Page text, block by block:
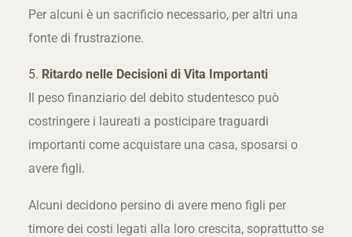
Per alcuni è un sacrificio necessario, per altri una
fonte di frustrazione.
5. Ritardo nelle Decisioni di Vita Importanti
Il peso finanziario del debito studentesco può
costringere i laureati a posticipare traguardi
importanti come acquistare una casa, sposarsi o
avere figli.
Alcuni decidono persino di avere meno figli per
timore dei costi legati alla loro crescita, soprattutto se